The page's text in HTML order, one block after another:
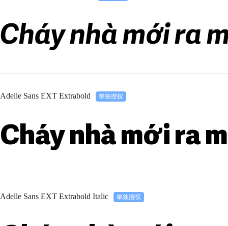
Cháy nhà mới ra
Adelle Sans EXT Extrabold
Cháy nhà mới ra
Adelle Sans EXT Extrabold Italic